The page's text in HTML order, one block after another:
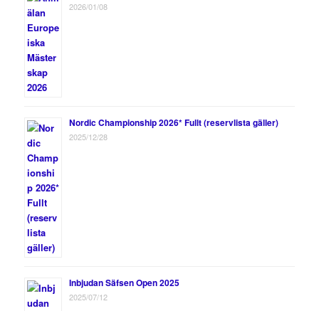
2026/01/08
Nordic Championship 2026* Fullt (reservlista gäller)
2025/12/28
Inbjudan Säfsen Open 2025
2025/07/12